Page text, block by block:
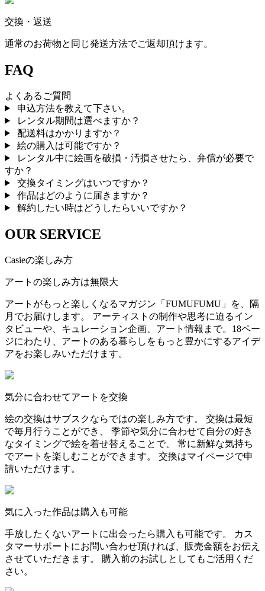
交換・返送
通常のお荷物と同じ発送方法でご返却頂けます。
FAQ
よくあるご質問
申込方法を教えて下さい。
レンタル期間は選べますか？
配送料はかかりますか？
絵の購入は可能ですか？
レンタル中に絵画を破損・汚損させたら、弁償が必要で
すか？
交換タイミングはいつですか？
作品はどのように届きますか？
解約したい時はどうしたらいいですか？
OUR SERVICE
Casieの楽しみ方
アートの楽しみ方は無限大
アートがもっと楽しくなるマガジン「FUMUFUMU」を、隔
月でお届けします。 アーティストの制作や思考に迫るイン
タビューや、キュレーション企画、アート情報まで。18ペー
ジにわたり、アートのある暮らしをもっと豊かにするアイデ
アをお楽しみいただけます。
気分に合わせてアートを交換
絵の交換はサブスクならではの楽しみ方です。 交換は最短
で毎月行うことができ、 季節や気分に合わせて自分の好き
なタイミングで絵を着せ替えることで、 常に新鮮な気持ち
でアートを楽しむことができます。 交換はマイページで申
請いただけます。
気に入った作品は購入も可能
手放したくないアートに出会ったら購入も可能です。 カス
タマーサポートにお問い合わせ頂ければ、販売金額をお伝え
させていただきます。 購入前のお試しとしてもご活用くだ
さい。